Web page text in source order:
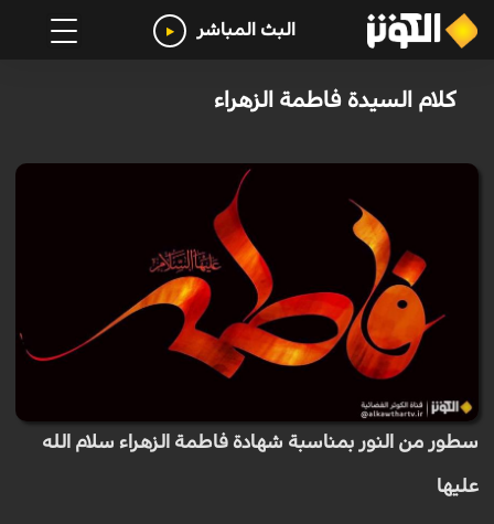
البث المباشر
كلام السيدة فاطمة الزهراء
سطور من النور بمناسبة شهادة فاطمة الزهراء سلام الله
عليها